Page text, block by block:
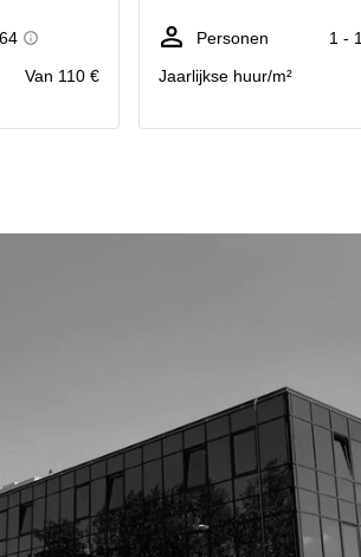
Van 110 €
Personen
1 -
Jaarlijkse huur/m²